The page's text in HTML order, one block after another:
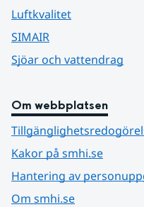
Luftkvalitet
SIMAIR
Sjöar och vattendrag
Om webbplatsen
Kakor på smhi.se
Hantering av
Om smhi.se